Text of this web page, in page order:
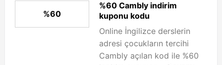
%60
%60 Cambly indirim
kuponu kodu
Online İngilizce derslerin
adresi çocukların tercihi
Cambly açılan kod ile %60